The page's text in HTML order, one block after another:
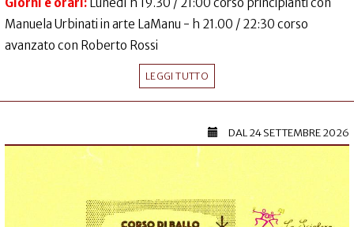
Manuela Urbinati in arte LaManu - h 21.00 / 22:30 corso
avanzato con Roberto Rossi
LEGGI TUTTO
DAL24 SETTEMBRE 2026